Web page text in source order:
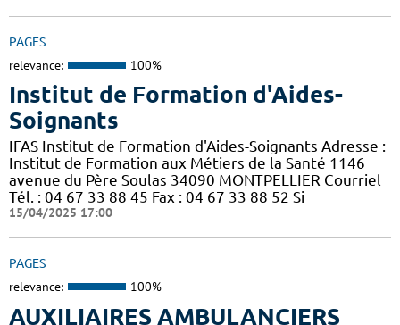
PAGES
relevance: 100%
Institut de Formation d'Aides-
Soignants
IFAS Institut de Formation d'Aides-Soignants Adresse :
Institut de Formation aux Métiers de la Santé 1146
avenue du Père Soulas 34090 MONTPELLIER Courriel
Tél. : 04 67 33 88 45 Fax : 04 67 33 88 52 Si
15/04/2025 17:00
PAGES
relevance: 100%
AUXILIAIRES AMBULANCIERS